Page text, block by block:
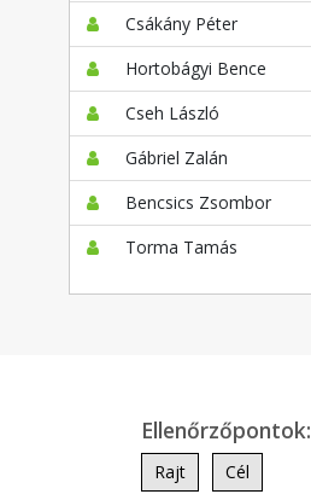
Csákány Péter
Hortobágyi Bence
Cseh László
Gábriel Zalán
Bencsics Zsombor
Torma Tamás
Ellenőrzőpontok:
Rajt Cél